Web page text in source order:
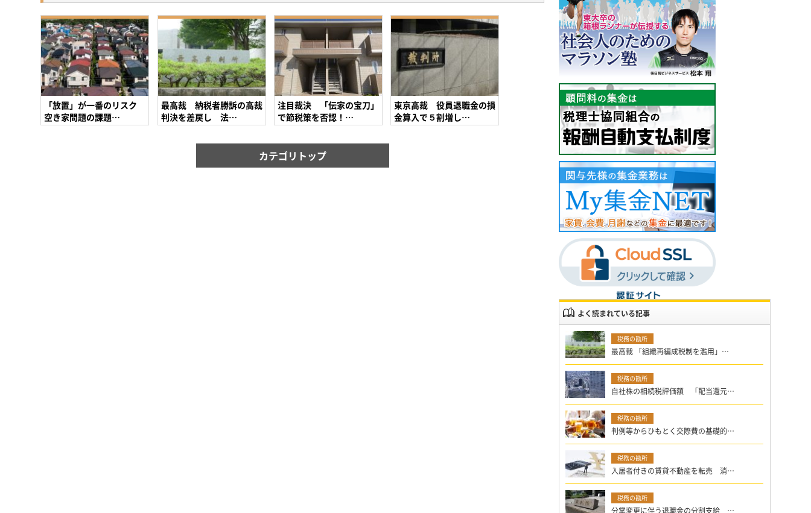
「放置」が一番のリスク
空き家問題の課題…
最高裁 納税者勝訴の高裁
判決を差戻し 法…
注目裁決 「伝家の宝刀」
で節税策を否認！…
東京高裁 役員退職金の損
金算入で５割増し…
カテゴリトップ
よく読まれている記事
最高裁 「組織再編成税制を濫用」…
自社株の相続税評価額 「配当還元…
判例等からひもとく交際費の基礎的…
入居者付きの賃貸不動産を転売 消…
分掌変更に伴う退職金の分割支給 …